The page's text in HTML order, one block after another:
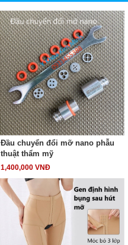
Đầu chuyển đổi mỡ nano phẫu
thuật thẩm mỹ
1,400,000 VNĐ